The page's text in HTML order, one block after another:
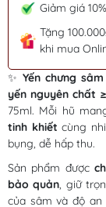
Giảm giá
Tặng
khi mua
✨Yến chưng
yến nguyên chất
75ml. Mỗi hũ
tinh khiết cùng
bụng, dễ hấp thu.
Sản phẩm được
bảo quản, giữ
của sâm và độ